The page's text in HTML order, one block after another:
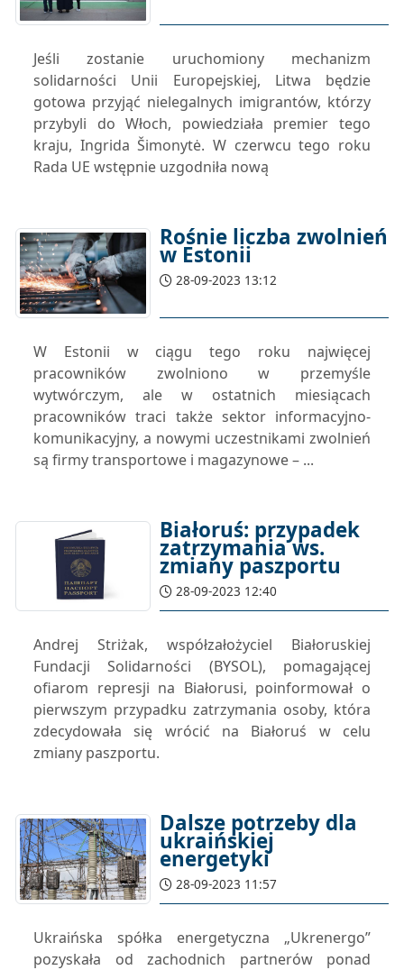
Jeśli zostanie uruchomiony mechanizm
solidarności Unii Europejskiej, Litwa będzie
gotowa przyjąć nielegalnych imigrantów, którzy
przybyli do Włoch, powiedziała premier tego
kraju, Ingrida Šimonytė. W czerwcu tego roku
Rada UE wstępnie uzgodniła nową
Rośnie liczba zwolnień
w Estonii
28-09-2023 13:12
W Estonii w ciągu tego roku najwięcej
pracowników zwolniono w przemyśle
wytwórczym, ale w ostatnich miesiącach
pracowników traci także sektor informacyjno-
komunikacyjny, a nowymi uczestnikami zwolnień
są firmy transportowe i magazynowe – ...
Białoruś: przypadek
zatrzymania ws.
zmiany paszportu
28-09-2023 12:40
Andrej Striżak, współzałożyciel Białoruskiej
Fundacji Solidarności (BYSOL), pomagającej
ofiarom represji na Białorusi, poinformował o
pierwszym przypadku zatrzymania osoby, która
zdecydowała się wrócić na Białoruś w celu
zmiany paszportu.
Dalsze potrzeby dla
ukraińskiej
energetyki
28-09-2023 11:57
Ukraińska spółka energetyczna „Ukrenergo”
pozyskała od zachodnich partnerów ponad